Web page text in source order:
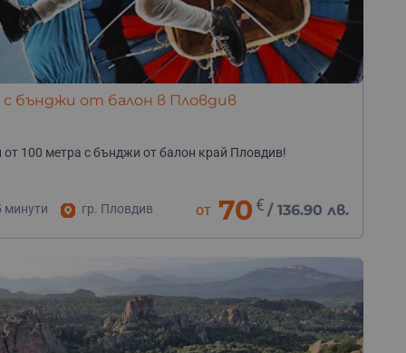
с бънджи от балон в Пловдив
от 100 метра с бънджи от балон край Пловдив!
минути гр. Пловдив от 70 € / 136.90 лв.